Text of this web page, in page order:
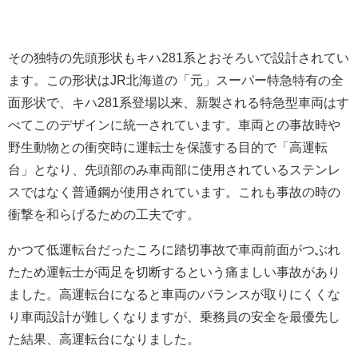
その独特の先頭形状もキハ281系とおそろいで設計されてい
ます。この形状はJR北海道の「元」スーパー特急特有の全
面形状で、キハ281系登場以来、新製される特急型車両はす
べてこのデザインに統一されています。車両との事故時や
野生動物との衝突時に運転士を保護する目的で「高運転
台」となり、先頭部のみ車両部に使用されているステンレ
スではなく普通鋼が使用されています。これも事故の時の
衝撃を和らげるための工夫です。
かつて低運転台だったころに踏切事故で車両前面がつぶれ
たため運転士が両足を切断するという痛ましい事故があり
ました。高運転台になると車両のバランスが取りにくくな
り車両設計が難しくなりますが、乗務員の安全を最優先し
た結果、高運転台になりました。